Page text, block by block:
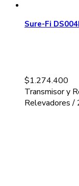
Sure-Fi
$1.274.400
Transmisor y
Relevadores /